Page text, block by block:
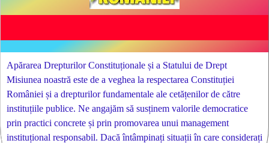
Apărarea Drepturilor Constituționale și a Statului de Drept
Misiunea noastră este de a veghea la respectarea Constituției
României și a drepturilor fundamentale ale cetățenilor de către
instituțiile publice. Ne angajăm să susținem valorile democratice
prin practici concrete și prin promovarea unui management
instituțional responsabil. Dacă întâmpinați situații în care considerați